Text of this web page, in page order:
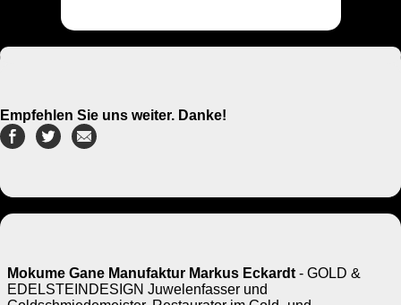
Empfehlen Sie uns weiter. Danke!
Mokume Gane Manufaktur Markus Eckardt - GOLD &
EDELSTEINDESIGN Juwelenfasser und